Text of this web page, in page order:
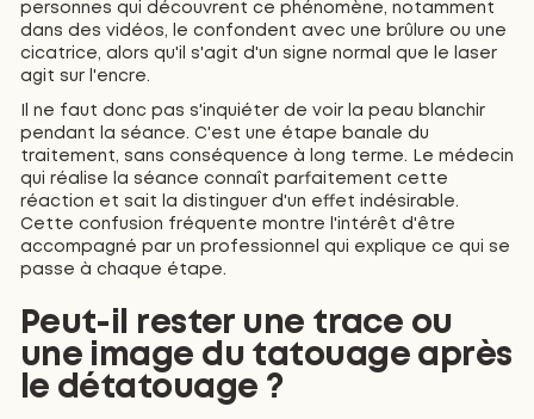
personnes qui découvrent ce phénomène, notamment
dans des vidéos, le confondent avec une brûlure ou une
cicatrice, alors qu'il s'agit d'un signe normal que le laser
agit sur l'encre.
Il ne faut donc pas s'inquiéter de voir la peau blanchir
pendant la séance. C'est une étape banale du
traitement, sans conséquence à long terme. Le médecin
qui réalise la séance connaît parfaitement cette
réaction et sait la distinguer d'un effet indésirable.
Cette confusion fréquente montre l'intérêt d'être
accompagné par un professionnel qui explique ce qui se
passe à chaque étape.
Peut-il rester une trace ou
une image du tatouage après
le détatouage ?